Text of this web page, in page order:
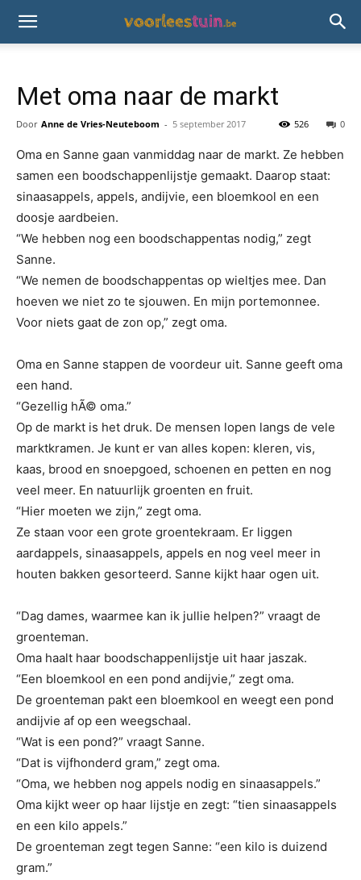
Met oma naar de markt
Door Anne de Vries-Neuteboom - 5 september 2017 0
526
Oma en Sanne gaan vanmiddag naar de markt. Ze hebben
samen een boodschappenlijstje gemaakt. Daarop staat:
sinaasappels, appels, andijvie, een bloemkool en een
doosje aardbeien.
“We hebben nog een boodschappentas nodig,” zegt
Sanne.
“We nemen de boodschappentas op wieltjes mee. Dan
hoeven we niet zo te sjouwen. En mijn portemonnee.
Voor niets gaat de zon op,” zegt oma.
Oma en Sanne stappen de voordeur uit. Sanne geeft oma
een hand.
“Gezellig hÃ© oma.”
Op de markt is het druk. De mensen lopen langs de vele
marktkramen. Je kunt er van alles kopen: kleren, vis,
kaas, brood en snoepgoed, schoenen en petten en nog
veel meer. En natuurlijk groenten en fruit.
“Hier moeten we zijn,” zegt oma.
Ze staan voor een grote groentekraam. Er liggen
aardappels, sinaasappels, appels en nog veel meer in
houten bakken gesorteerd. Sanne kijkt haar ogen uit.
“Dag dames, waarmee kan ik jullie helpen?” vraagt de
groenteman.
Oma haalt haar boodschappenlijstje uit haar jaszak.
“Een bloemkool en een pond andijvie,” zegt oma.
De groenteman pakt een bloemkool en weegt een pond
andijvie af op een weegschaal.
“Wat is een pond?” vraagt Sanne.
“Dat is vijfhonderd gram,” zegt oma.
“Oma, we hebben nog appels nodig en sinaasappels.”
Oma kijkt weer op haar lijstje en zegt: “tien sinaasappels
en een kilo appels.”
De groenteman zegt tegen Sanne: “een kilo is duizend
gram.”